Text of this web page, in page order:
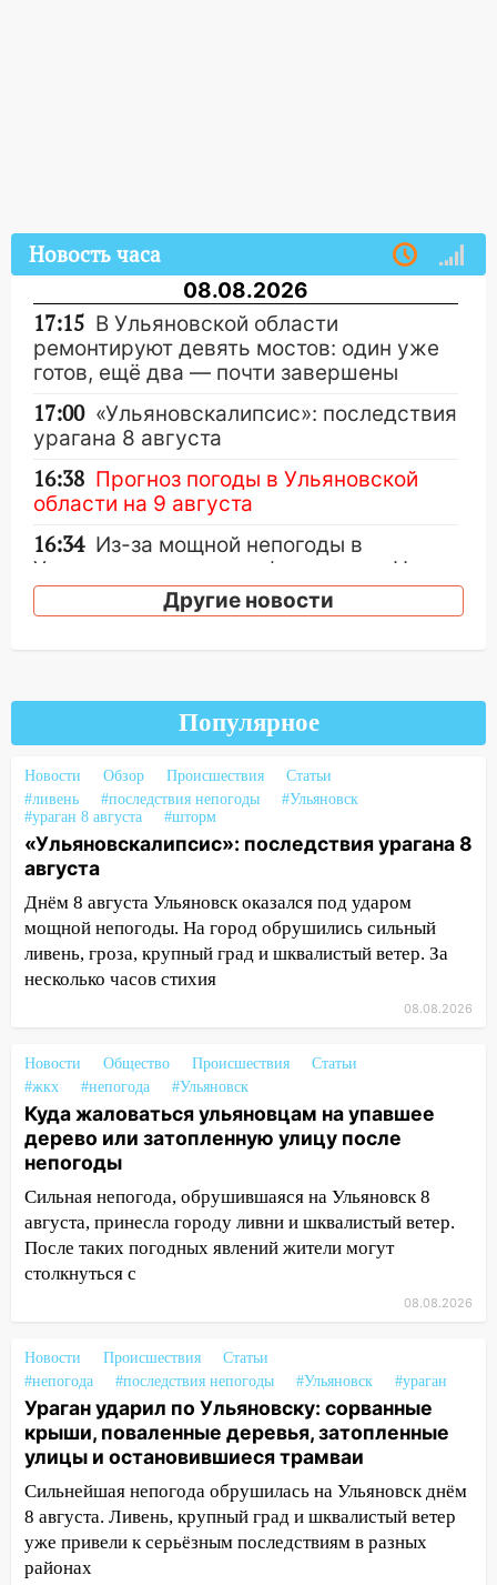
Новость часа
08.08.2026
17:15 В Ульяновской области
ремонтируют девять мостов: один уже
готов, ещё два — почти завершены
17:00 «Ульяновскалипсис»: последствия
урагана 8 августа
16:38 Прогноз погоды в Ульяновской
области на 9 августа
16:34 Из-за мощной непогоды в
Ульяновске отменили фестиваль «Наше
время»
В колледжи и техникумы
Ульяновской области подали более 10
тысяч заявлений
15:04 Фоторепортаж с улиц Ульяновска
после шторма: поваленные деревья и
затопленные улицы
14:28 Ураган вырвал остановку на улице
Деева в Заволжье
14:26 Жители Ульяновска сами
14:16
Шторм продолжает ломать город:
на улице Любови Шевцовой рухнул
светофор
14:14 Студента из Ульяновска обманули
мошенники под видом преподавателя
14:12 Куда жаловаться ульяновцам на
упавшее дерево или затопленную улицу
после непогоды
строящегося дома
13:54
В мэрии Ульяновска рассказали,
как устраняют последствия мощного
шторма
13:49 Стихия продолжает крушить
Ульяновск: дерево рухнуло на дом на
Орджоникидзе
13:47
Другие новости
Популярное
Новости Обзор Происшествия
Статьи
#ливень
#последствия непогоды
#Ульяновск
#ураган 8 августа
#шторм
«Ульяновскалипсис»: последствия урагана 8
августа
Днём 8 августа Ульяновск оказался под ударом
мощной непогоды. На город обрушились сильный
ливень, гроза, крупный град и шквалистый ветер. За
несколько часов стихия
08.08.2026
Новости Общество Происшествия
Статьи
#жкх
#непогода #Ульяновск
Куда жаловаться ульяновцам на упавшее
дерево или затопленную улицу после
непогоды
Сильная непогода, обрушившаяся на Ульяновск 8
августа, принесла городу ливни и шквалистый ветер.
После таких погодных явлений жители могут
столкнуться с
08.08.2026
Новости Происшествия
Статьи
#непогода
#последствия непогоды #Ульяновск #ураган
Ураган ударил по Ульяновску: сорванные
крыши, поваленные деревья, затопленные
улицы и остановившиеся трамваи
Сильнейшая непогода обрушилась на Ульяновск днём
8 августа. Ливень, крупный град и шквалистый ветер
уже привели к серьёзным последствиям в разных
районах